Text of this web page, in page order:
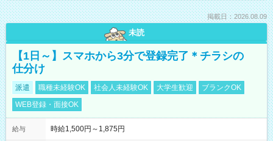
掲載日：2026.08.09
未読
【1日～】スマホから3分で登録完了＊チラシの
仕分け
派遣 職種未経験OK 社会人未経験OK 大学生歓迎
ブランクOK
WEB登録・面接OK
給与 時給1,500円～1,875円